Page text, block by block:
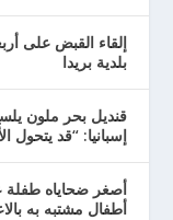
إلقاء القبض على
بلدية بريدا
إسبانيا: “قد يتحول
أصغر ضحاياه
أطفال مشتبه به